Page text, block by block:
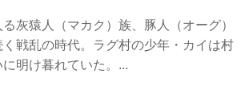
灰猿人（マカク）族、豚人（オーグ）
戦乱の時代。ラグ村の少年・カイは村
明け暮れていた。...